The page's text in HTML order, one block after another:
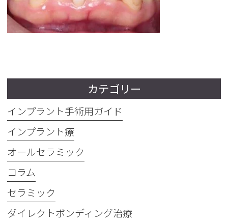
カテゴリー
インプラント手術用ガイド
インプラント療
オールセラミック
コラム
セラミック
ダイレクトボンディング治療